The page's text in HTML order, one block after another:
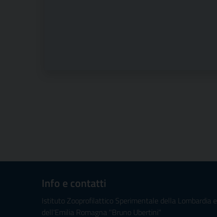
Info e contatti
Istituto Zooprofilattico Sperimentale della Lombardia e
dell'Emilia Romagna "Bruno Ubertini"